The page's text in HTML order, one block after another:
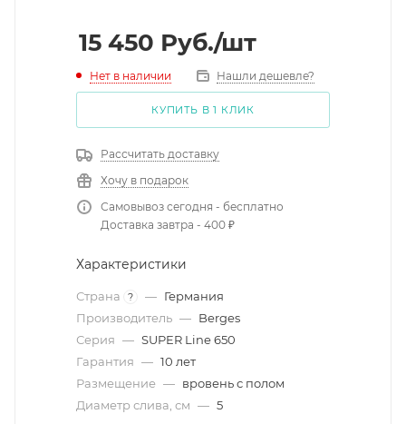
15 450 Руб./шт
Нет в наличии Нашли дешевле?
КУПИТЬ В 1 КЛИК
Рассчитать доставку
Хочу в подарок
Самовывоз сегодня - бесплатно
Доставка завтра - 400 ₽
Характеристики
Страна ? — Германия
Производитель — Berges
Серия — SUPER Line 650
Гарантия — 10 лет
Размещение — вровень с полом
Диаметр слива, см — 5